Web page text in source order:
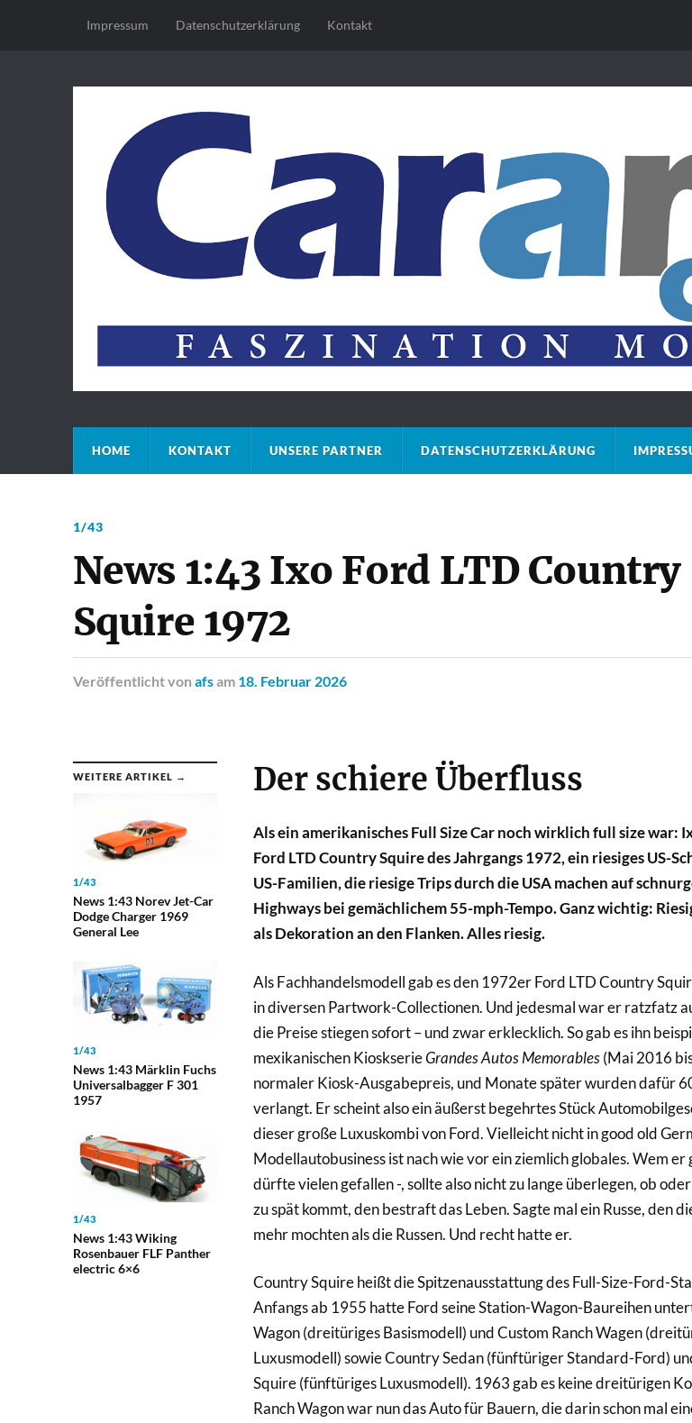
Impressum Datenschutz­erklärung Kontakt
HOME KONTAKT UNSERE PARTNER DATENSCHUTZ­ERKLÄRUNG
1/43
News 1:43 Ixo Ford LTD Country
Squire 1972
Veröffentlichtvon afsam 18. Februar 2026
WEITERE ARTIKEL →
1/43
News 1:43 Norev Jet-Car
Dodge Charger 1969
General Lee
1/43
News 1:43 Märklin Fuchs
Universalbagger F 301
1957
1/43
News 1:43 Wiking
Rosenbauer FLF Panther
electric 6×6
Der schiere Überfluss
Als ein amerikanisches Full Size Car noch wirklich full size war:
Ford LTD Country Squire des Jahrgangs 1972, ein riesiges US-
US-Familien, die riesige Trips durch die USA machen auf
Highways bei gemächlichem 55-mph-Tempo. Ganz wichtig:
als Dekoration an den Flanken. Alles riesig.
Als Fachhandelsmodell gab es den 1972er Ford LTD Country
in diversen Partwork-Collectionen. Und jedesmal war er ratzfatz
die Preise stiegen sofort – und zwar erklecklich. So gab es ihn
mexikanischen KioskserieGrandes Autos Memorables(Mai 2016
normaler Kiosk-Ausgabepreis, und Monate später wurden dafür
verlangt. Er scheint also ein äußerst begehrtes Stück
dieser große Luxuskombi von Ford. Vielleicht nicht in good old
Modellautobusiness ist nach wie vor ein ziemlich globales. Wem er
dürfte vielen gefallen -, sollte also nicht zu lange überlegen, ob
zu spät kommt, den bestraft das Leben. Sagte mal ein Russe, den
mehr mochten als die Russen. Und recht hatte er.
Country Squire heißt die Spitzenausstattung des Full-Size-Ford-
Anfangs ab 1955 hatte Ford seine Station-Wagon-Baureihen
Wagon (dreitüriges Basismodell) und Custom Ranch Wagen
Luxusmodell) sowie Country Sedan (fünftüriger Standard-Ford)
Squire (fünftüriges Luxusmodell). 1963 gab es keine dreitürigen
Ranch Wagon war nun das Auto für Bauern, die darin schon mal